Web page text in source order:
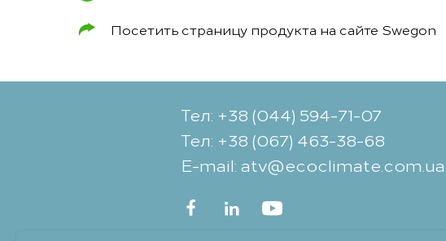
Посетить страницу продукта на сайте Swegon
Тел: +38 (044) 594-71-07
Тел: +38 (067) 463-38-68
Е-mail: atv@ecoclimate.com.ua